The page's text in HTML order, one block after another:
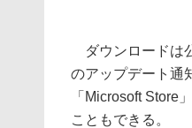
ダウンロードは
のアップデート通
「Microsoft Store
こともできる。